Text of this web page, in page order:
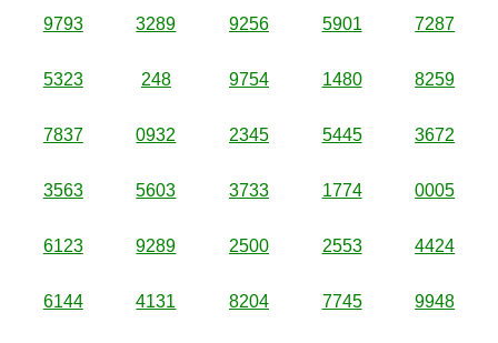
9793 3289 9256 5901 7287
5323 248 9754 1480 8259
7837 0932 2345 5445 3672
3563 5603 3733 1774 0005
6123 9289 2500 2553 4424
6144 4131 8204 7745 9948